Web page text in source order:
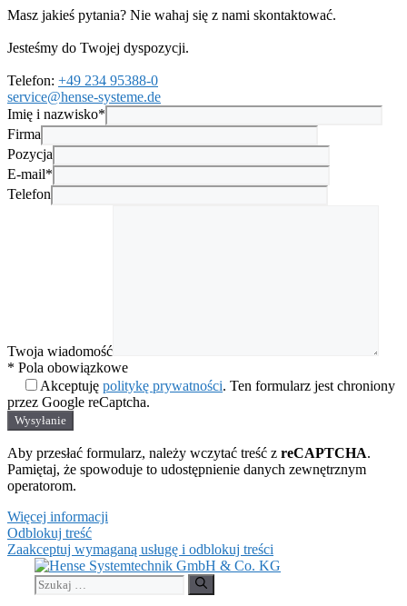
Masz jakieś pytania? Nie wahaj się z nami skontaktować.
Jesteśmy do Twojej dyspozycji.
Telefon: +49 234 95388-0
service@hense-systeme.de
Imię i nazwisko*
Firma
Pozycja
E-mail*
Telefon
Twoja wiadomość
* Pola obowiązkowe
Akceptuję politykę prywatności. Ten formularz jest chroniony
przez Google reCaptcha.
Wysyłanie
Aby przesłać formularz, należy wczytać treść z reCAPTCHA.
Pamiętaj, że spowoduje to udostępnienie danych zewnętrznym
operatorom.
Więcej informacji
Odblokuj treść
Zaakceptuj wymaganą usługę i odblokuj treści
Przejdź
treści
Szukaj: